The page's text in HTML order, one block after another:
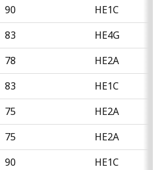
90
HE1C
83
HE4G
78
HE2A
83
HE1C
75
HE2A
75
HE2A
90
HE1C